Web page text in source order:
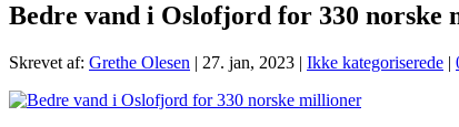
Bedre vand i Oslofjord for 330 norske
Skrevet af: Grethe Olesen | 27. jan, 2023 | Ikke kategoriserede |